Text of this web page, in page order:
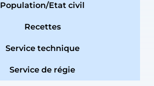
Population/Etat civil
Recettes
Service technique
Service de régie